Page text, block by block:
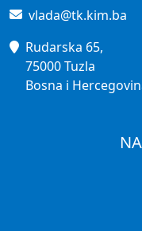
vlada@tk.kim.ba
Rudarska 65,
75000 Tuzla
Bosna i